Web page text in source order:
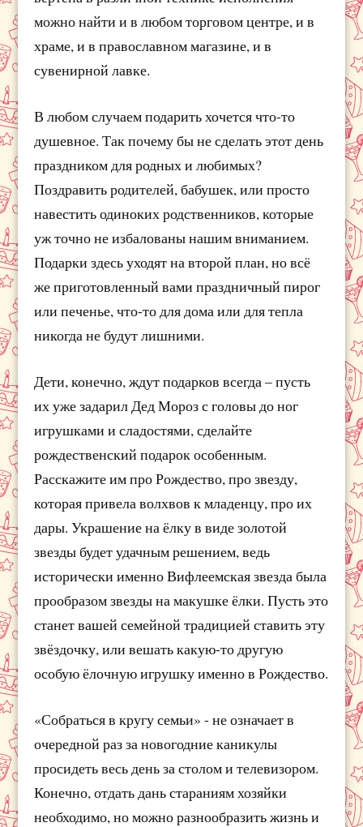
можно найти и в любом торговом центре, и в
храме, и в православном магазине, и в
сувенирной лавке.
В любом случаем подарить хочется что-то
душевное. Так почему бы не сделать этот день
праздником для родных и любимых?
Поздравить родителей, бабушек, или просто
навестить одиноких родственников, которые
уж точно не избалованы нашим вниманием.
Подарки здесь уходят на второй план, но всё
же приготовленный вами праздничный пирог
или печенье, что-то для дома или для тепла
никогда не будут лишними.
Дети, конечно, ждут подарков всегда – пусть
их уже задарил Дед Мороз с головы до ног
игрушками и сладостями, сделайте
рождественский подарок особенным.
Расскажите им про Рождество, про звезду,
которая привела волхвов к младенцу, про их
дары. Украшение на ёлку в виде золотой
звезды будет удачным решением, ведь
исторически именно Вифлеемская звезда была
прообразом звезды на макушке ёлки. Пусть это
станет вашей семейной традицией ставить эту
звёздочку, или вешать какую-то другую
особую ёлочную игрушку именно в Рождество.
«Собраться в кругу семьи» - не означает в
очередной раз за новогодние каникулы
просидеть весь день за столом и телевизором.
Конечно, отдать дань стараниям хозяйки
необходимо, но можно разнообразить жизнь и